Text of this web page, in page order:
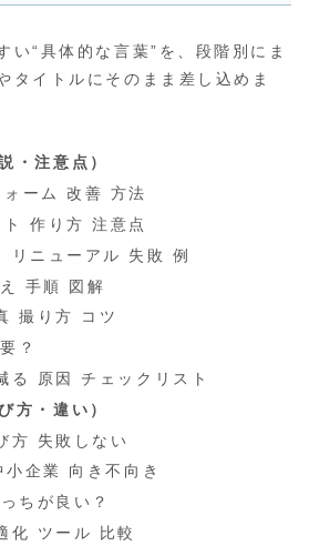
い“具体的な言葉”を、段階別にま
タイトルにそのまま差し込めま
・注意点）
ォーム 改善 方法
作り方 注意点
リニューアル 失敗 例
手順 図解
撮り方 コツ
？
る 原因 チェックリスト
方・違い）
方 失敗しない
企業 向き不向き
ちが良い？
化 ツール 比較